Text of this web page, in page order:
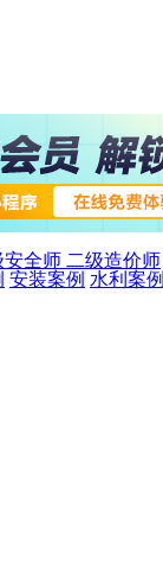
安全师 二级造价师
安装案例 水利案例